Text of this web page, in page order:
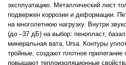
эксплуатацию. Металлический лист
подвержен коррозии и деформации.
на многолетнюю нагрузку. Внутри
(до –37 дБ) на выбор: пенопласт,
минеральная вата, Ursa. Контуры
тройные, создают плотное прилегание
повышают теплоизоляционные